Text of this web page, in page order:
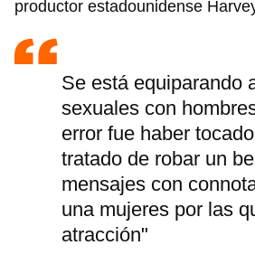
productor estadounidense
Se está equiparando
sexuales con
error fue haber
tratado de robar un
mensajes con
una mujeres por las
atracción"